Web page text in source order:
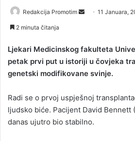
Redakcija Promotim
d
a
n
11 Januara,
2 minuta čitanja
Ljekari Medicinskog fakulteta
petak prvi put u istoriji u čovjeka
genetski modifikovane svinje.
Radi se o prvoj uspješnoj
ljudsko biće. Pacijent David Bennett
danas ujutro bio stabilno.